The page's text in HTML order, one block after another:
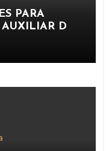
PARA
DE
Y